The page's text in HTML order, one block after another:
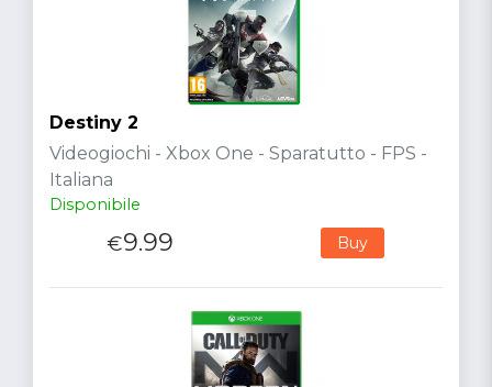
Destiny 2
Videogiochi - Xbox One - Sparatutto - FPS -
Italiana
Disponibile
€9.99 Buy